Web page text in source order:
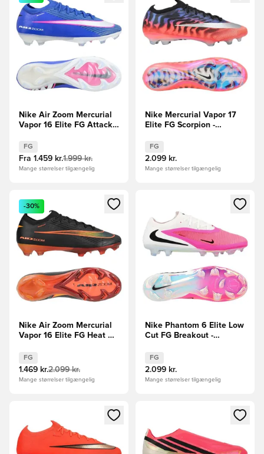
Nike Air Zoom Mercurial
Vapor 16 Elite FG Attack -
FG
Fra 1.459 kr.1.999 kr.
Mange størrelser tilgængelig
Nike Mercurial Vapor 17
Elite FG Scorpion -
EDITION
FG
2.099 kr.
Mange størrelser tilgængelig
Åbner en Modal til at logge ind eller tilmelde dig som
-30%
Nike Air Zoom Mercurial
Vapor 16 Elite FG Heat Up
FG
1.469 kr.2.099 kr.
Mange størrelser tilgængelig
Åbner en Modal til at logge
Nike Phantom 6 Elite Low
Cut FG Breakout -
FG
2.099 kr.
Mange størrelser tilgængelig
Åbner en Modal til at logge ind eller tilmelde dig som
Åbner en Modal til at logge